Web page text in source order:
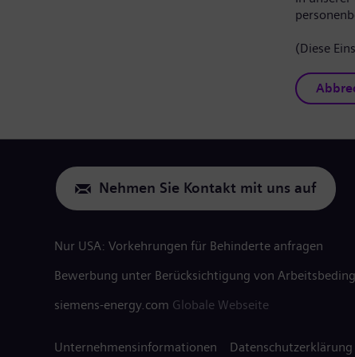
(Diese
Nehmen Sie Kontakt mit uns auf
Nur USA: Vorkehrungen für Behinderte anfragen
Bewerbung unter Berücksichtigung von
siemens-energy.com Globale Webseite
Unternehmensinformationen Datenschutzerklärung